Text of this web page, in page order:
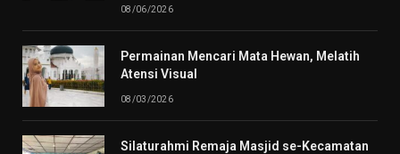
08/06/2026
Permainan Mencari Mata Hewan, Melatih
Atensi Visual
08/03/2026
Silaturahmi Remaja Masjid se-Kecamatan